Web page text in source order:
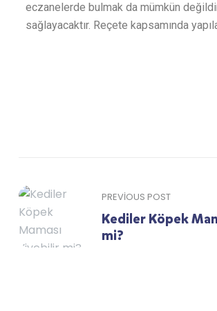
eczanelerde bulmak da mümkün
sağlayacaktır. Reçete kapsamında
PREVIOUS POST
Kediler Köpek
mi?